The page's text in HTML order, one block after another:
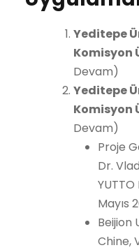
Yeditepe
Komisyon
Devam)
Yeditepe
Komisyon
Devam)
Proje
Dr.
Mayıs
Beijion
Chine,